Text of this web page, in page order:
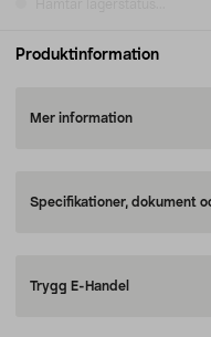
Produktinformation
Mer information
Specifikationer, dokument
Trygg E-Handel